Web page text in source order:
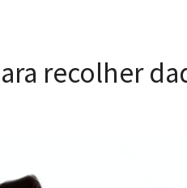
recolher